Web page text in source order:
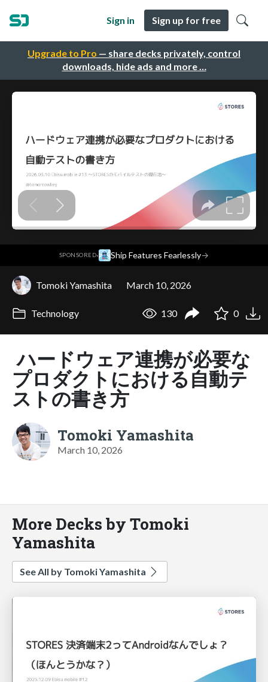
Upgrade to Pro — share decks privately, control
downloads, hide ads and more …
Sign in Sign up for free
SPONSORED· Ship Features Fearlessly→
Tomoki Yamashita March 10, 2026
Technology 130 0
ハードウェア連携が必要な
プロダクトにおける自動テ
ストの書き方
Tomoki Yamashita
March 10, 2026
More Decks by Tomoki
Yamashita
See All by Tomoki Yamashita